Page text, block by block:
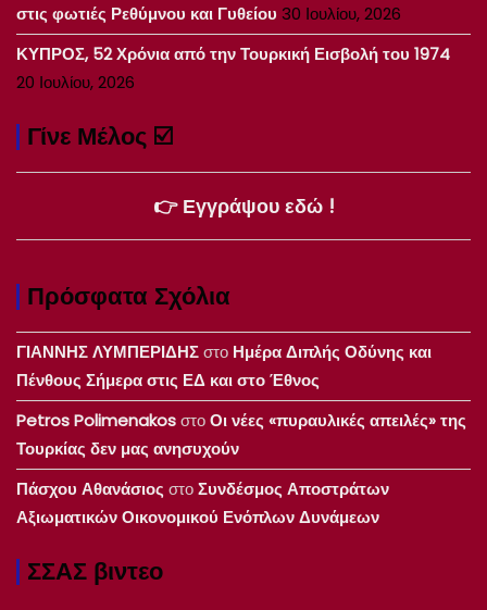
στις φωτιές Ρεθύμνου και Γυθείου 30 Ιουλίου, 2026
ΚΥΠΡΟΣ, 52 Χρόνια από την Τουρκική Εισβολή του 1974
20 Ιουλίου, 2026
Γίνε Μέλος ☑️
👉 Εγγράψου εδώ !
Πρόσφατα Σχόλια
ΓΙΑΝΝΗΣ ΛΥΜΠΕΡΙΔΗΣστο Ημέρα Διπλής Οδύνης και
Πένθους Σήμερα στις ΕΔ και στο Έθνος
Petros PolimenakosστοΟι νέες «πυραυλικές απειλές» της
Τουρκίας δεν μας ανησυχούν
Πάσχου Αθανάσιος στοΣυνδέσμος Αποστράτων
Αξιωματικών Οικονομικού Ενόπλων Δυνάμεων
ΣΣΑΣ βιντεο